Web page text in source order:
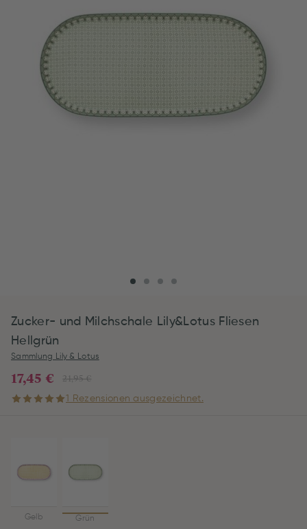
Zucker- und Milchschale Lily&Lotus Fliesen
Hellgrün
Sammlung Lily & Lotus
21,95 €
17,45 €
1 Rezensionen ausgezeichnet.
Gelb Grün